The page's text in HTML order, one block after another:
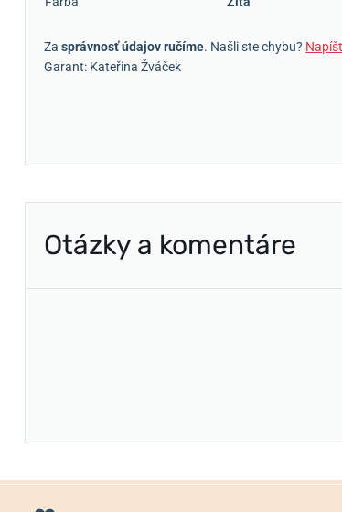
Za správnosť údajov ručíme. Našli ste chybu?
Garant: Kateřina Žváček
Otázky a komentáre